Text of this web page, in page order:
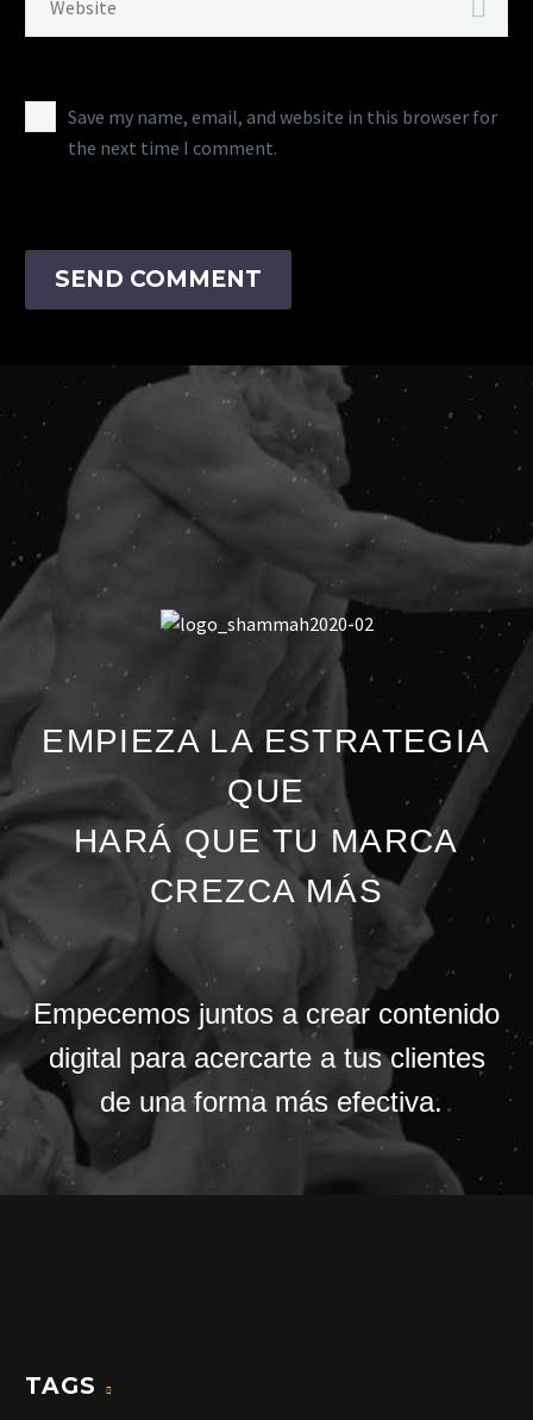
Save my name, email, and website in this browser for
the next time I comment.
SEND COMMENT
EMPIEZA LA ESTRATEGIA
QUE
HARÁ QUE TU MARCA
CREZCA MÁS
Empecemos juntos a crear contenido
digital para acercarte a tus clientes
de una forma más efectiva.
TAGS